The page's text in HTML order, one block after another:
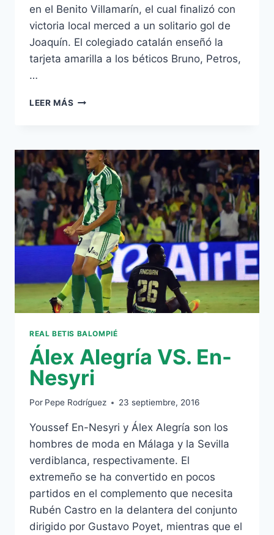
en el Benito Villamarín, el cual finalizó con
victoria local merced a un solitario gol de
Joaquín. El colegiado catalán enseñó la
tarjeta amarilla a los béticos Bruno, Petros,
…
LEER MÁS ÁLVAREZ
EL
BETICISMO
DESDE
LA
PREVIA
REAL BETIS BALOMPIÉ
Álex Alegría VS. En-
Nesyri
Por Pepe Rodríguez 23 septiembre, 2016
Youssef En-Nesyri y Álex Alegría son los
hombres de moda en Málaga y la Sevilla
verdiblanca, respectivamente. El
extremeño se ha convertido en pocos
partidos en el complemento que necesita
Rubén Castro en la delantera del conjunto
dirigido por Gustavo Poyet, mientras que el